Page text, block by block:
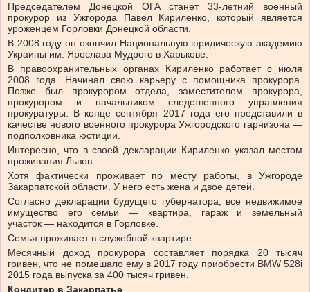
Председателем Донецкой ОГА станет 33-летний военный
прокурор из Ужгорода Павел Кириленко, который является
уроженцем Горловки Донецкой области.
В 2008 году он окончил Национальную юридическую академию
Украины им. Ярослава Мудрого в Харькове.
В правоохранительных органах Кириленко работает с июля
2008 года. Начинал свою карьеру с помощника прокурора.
Позже был прокурором отдела, заместителем прокурора,
прокурором и начальником следственного управления
прокуратуры. В конце сентября 2017 года его представили в
качестве нового военного прокурора Ужгородского гарнизона —
подполковника юстиции.
Интересно, что в своей декларации Кириленко указал местом
проживания Львов.
Хотя фактически проживает по месту работы, в Ужгороде
Закарпатской области. У него есть жена и двое детей.
Согласно декларации будущего губернатора, все недвижимое
имущество его семьи — квартира, гараж и земельный
участок — находится в Горловке.
Семья проживает в служебной квартире.
Месячный доход прокурора составляет порядка 20 тысяч
гривен, что не помешало ему в 2017 году приобрести BMW 528i
2015 года выпуска за 400 тысяч гривен.
Кондитер в Закарпатье